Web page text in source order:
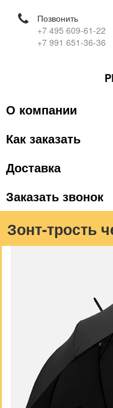
Позвонить
+7 495 609-61-22
+7 991 651-36-36
О компании
Как заказать
Доставка
Заказать звонок
Зонт-